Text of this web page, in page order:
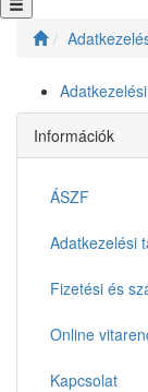
Információk
ÁSZF
Adatkezelési
Fizetési és
Online
Kapcsolat